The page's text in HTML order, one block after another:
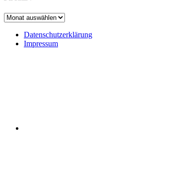
Achiv
Datenschutzerklärung
Impressum